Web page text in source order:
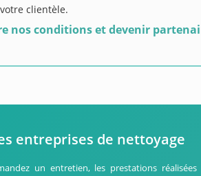
clientèle.
nos conditions et devenir
entreprises de nettoyage
un entretien, les prestations